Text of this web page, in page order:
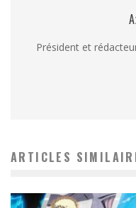
Président et
ARTICLES